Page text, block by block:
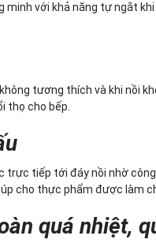
với khả năng tự ngắt
tương thích và khi nồi
thọ cho bếp.
trực tiếp tới đáy nồi nhờ
cho thực phẩm được làm
quá nhiệt,